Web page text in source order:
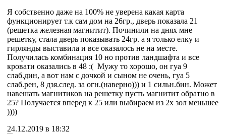
Я собственно даже на 100% не уверена какая карта
функционирует т.к сам дом на 26гр., дверь показала 21
(решетка железная магнитит). Починили на днях мне
решетку, стала дверь показывать 24гр. а я только елку и
гирлянды выставила и все оказалось не на месте.
Получилась комбинация 10 но против ландшафта и все
кровати оказались в 48 :( Мужу то хорошо, он гуа 9
слаб.дин, а вот нам с дочкой и сыном не очень, гуа 5
слаб.рен, 8 дзя.след. за огн.(наверно))) и 1 сильн.бин. Может
навешать магнитиков на решетку пусть магнитит обратно в
25? Получается вперед к 25 или выбираем из 2х зол меньшее
))))
24.12.2019 в 18:32